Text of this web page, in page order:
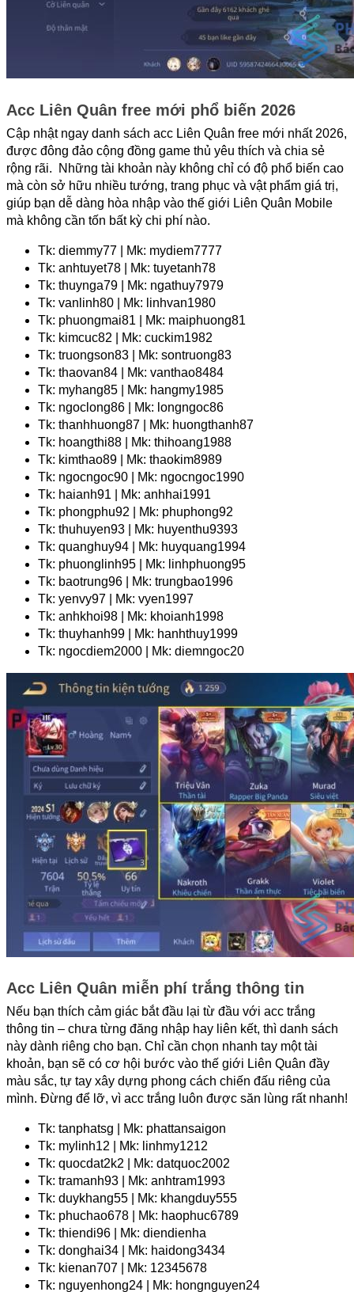
Acc Liên Quân free mới phổ biến 2026
Cập nhật ngay danh sách acc Liên Quân free mới nhất 2026,
được đông đảo cộng đồng game thủ yêu thích và chia sẻ
rộng rãi.  Những tài khoản này không chỉ có độ phổ biến cao
mà còn sở hữu nhiều tướng, trang phục và vật phẩm giá trị,
giúp bạn dễ dàng hòa nhập vào thế giới Liên Quân Mobile
mà không cần tốn bất kỳ chi phí nào.
Tk: diemmy77 | Mk: mydiem7777
Tk: anhtuyet78 | Mk: tuyetanh78
Tk: thuynga79 | Mk: ngathuy7979
Tk: vanlinh80 | Mk: linhvan1980
Tk: phuongmai81 | Mk: maiphuong81
Tk: kimcuc82 | Mk: cuckim1982
Tk: truongson83 | Mk: sontruong83
Tk: thaovan84 | Mk: vanthao8484
Tk: myhang85 | Mk: hangmy1985
Tk: ngoclong86 | Mk: longngoc86
Tk: thanhhuong87 | Mk: huongthanh87
Tk: hoangthi88 | Mk: thihoang1988
Tk: kimthao89 | Mk: thaokim8989
Tk: ngocngoc90 | Mk: ngocngoc1990
Tk: haianh91 | Mk: anhhai1991
Tk: phongphu92 | Mk: phuphong92
Tk: thuhuyen93 | Mk: huyenthu9393
Tk: quanghuy94 | Mk: huyquang1994
Tk: phuonglinh95 | Mk: linhphuong95
Tk: baotrung96 | Mk: trungbao1996
Tk: yenvy97 | Mk: vyen1997
Tk: anhkhoi98 | Mk: khoianh1998
Tk: thuyhanh99 | Mk: hanhthuy1999
Tk: ngocdiem2000 | Mk: diemngoc20
Acc Liên Quân miễn phí trắng thông tin
Nếu bạn thích cảm giác bắt đầu lại từ đầu với acc trắng
thông tin – chưa từng đăng nhập hay liên kết, thì danh sách
này dành riêng cho bạn. Chỉ cần chọn nhanh tay một tài
khoản, bạn sẽ có cơ hội bước vào thế giới Liên Quân đầy
màu sắc, tự tay xây dựng phong cách chiến đấu riêng của
mình. Đừng để lỡ, vì acc trắng luôn được săn lùng rất nhanh!
Tk: tanphatsg | Mk: phattansaigon
Tk: mylinh12 | Mk: linhmy1212
Tk: quocdat2k2 | Mk: datquoc2002
Tk: tramanh93 | Mk: anhtram1993
Tk: duykhang55 | Mk: khangduy555
Tk: phuchao678 | Mk: haophuc6789
Tk: thiendi96 | Mk: diendienha
Tk: donghai34 | Mk: haidong3434
Tk: kienan707 | Mk: 12345678
Tk: nguyenhong24 | Mk: hongnguyen24